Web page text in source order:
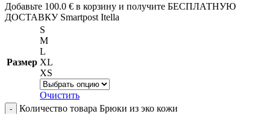
Добавьте 100.0 € в корзину и получите БЕСПЛАТНУЮ
ДОСТАВКУ Smartpost Itella
Размер
S
M
L
XL
XS
Очистить
Количество товара Брюки из эко кожи